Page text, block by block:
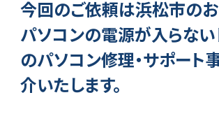
今回のご依頼は浜松市のお
パソコンの電源が入らない
のパソコン修理・サポート
介いたします。